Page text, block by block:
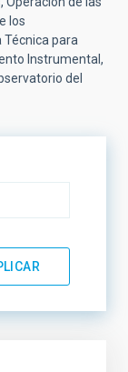
los
Técnica para
Instrumental,
del